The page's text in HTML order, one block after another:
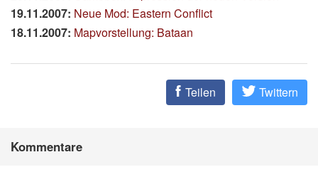
19.11.2007: Neue Mod: Eastern Conflict
18.11.2007: Mapvorstellung: Bataan
Teilen Twittern
Kommentare